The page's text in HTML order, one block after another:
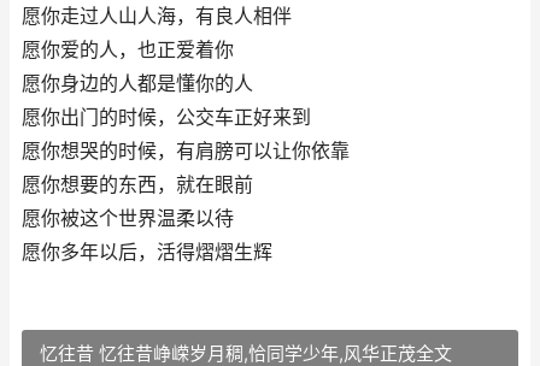
愿你走过人山人海，有良人相伴
愿你爱的人，也正爱着你
愿你身边的人都是懂你的人
愿你出门的时候，公交车正好来到
愿你想哭的时候，有肩膀可以让你依靠
愿你想要的东西，就在眼前
愿你被这个世界温柔以待
愿你多年以后，活得熠熠生辉
忆往昔 忆往昔峥嵘岁月稠,恰同学少年,风华正茂全文